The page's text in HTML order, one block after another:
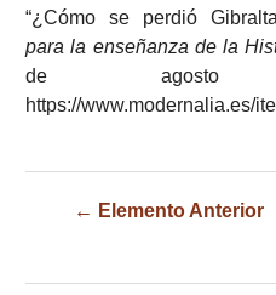
“¿Cómo se perdió
para la enseñanza de la
de
https://www.modernalia.es/
← Elemento Anterior